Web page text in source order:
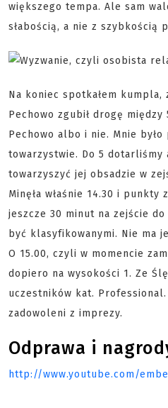
większego tempa. Ale sam
słabością, a nie z szybkością
Na koniec spotkałem kumpla,
Pechowo zgubił drogę między
Pechowo albo i nie. Mnie
towarzystwie. Do 5 dotarliśmy
towarzyszyć jej obsadzie w
Minęła właśnie 14.30 i punkty
jeszcze 30 minut na zejście
być klasyfikowanymi. Nie ma
O 15.00, czyli w momencie
dopiero na wysokości 1. Ze
uczestników kat.
zadowoleni z imprezy.
Odprawa i
http://www.youtube.com/